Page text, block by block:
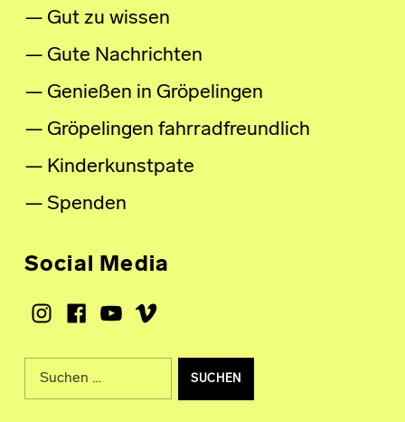
Gut zu wissen
Gute Nachrichten
Genießen in Gröpelingen
Gröpelingen fahrradfreundlich
Kinderkunstpate
Spenden
Social Media
Instagram
Facebook
Youtube
Vimeo
Suche nach: